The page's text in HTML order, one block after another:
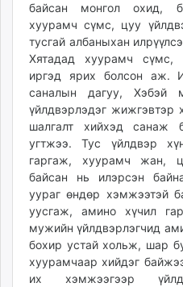
mass.mn
unegui.mn
assa.mn
toim.mn
tac.mn
paparazzi.mn
unread.today
байсан монгол охид,
хуурамч сүмс, цуу
тусгай албаныхан
Хятадад хуурамч сүмс,
иргэд ярих болсон аж.
саналын дагуу,
үйлдвэрлэдэг жижгэвтэр
шалгалт хийхэд санаж
угтжээ. Тус үйлдвэр
гаргаж, хуурамч жан,
байсан нь илэрсэн
уураг өндөр хэмжээтэй
уусгаж, амино хүчил
мужийн үйлдвэрлэгчид
бохир устай хольж, шар
хуурамчаар хийдэг
их хэмжээгээр